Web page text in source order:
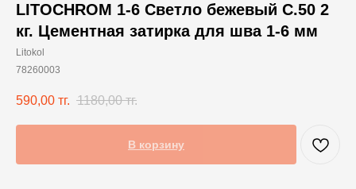
LITOCHROM 1-6 Светло бежевый C.50 2
кг. Цементная затирка для шва 1-6 мм
Litokol
78260003
590,00 тг. 1180,00 тг.
В корзину